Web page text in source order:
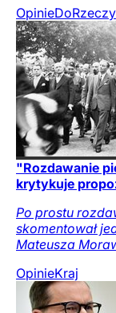
Opinie
"Rozdawanie
krytykuje
Po prostu
skomentował
Mateusza
OpinieKraj